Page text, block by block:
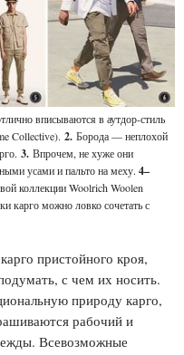
вписываются в аутдор-стиль
Collective). 2. Борода — неплохой
3. Впрочем, не хуже они
усами и пальто на меху. 4–
коллекции Woolrich Woolen
карго можно ловко сочетать с
пристойного кроя,
с чем их носить.
природу карго,
рабочий и
Всевозможные